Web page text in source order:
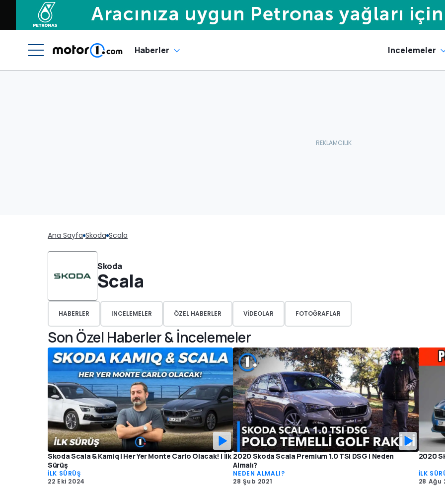
Haberler Incelemeler
Ana Sayfa Skoda Scala
Skoda
Scala
HABERLER INCELEMELER ÖZEL HABERLER VIDEOLAR FOTOĞRAFLAR
Son Özel Haberler & İncelemeler
Skoda Scala & Kamiq | Her Yer Monte Carlo Olacak! | İlk
Sürüş
İLK SÜRÜŞ
22 Eki 2024
2020 Skoda Scala Premium 1.0 TSI DSG | Neden
Almalı?
NEDEN ALMALI?
28 Şub 2021
2020
İLK
28 Ağu